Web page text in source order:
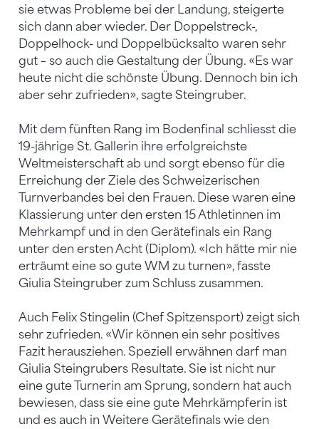
sie etwas Probleme bei der Landung, steigerte
sich dann aber wieder. Der Doppelstreck-,
Doppelhock- und Doppelbücksalto waren sehr
gut – so auch die Gestaltung der Übung. «Es war
heute nicht die schönste Übung. Dennoch bin ich
aber sehr zufrieden», sagte Steingruber.
Mit dem fünften Rang im Bodenfinal schliesst die
19-jährige St. Gallerin ihre erfolgreichste
Weltmeisterschaft ab und sorgt ebenso für die
Erreichung der Ziele des Schweizerischen
Turnverbandes bei den Frauen. Diese waren eine
Klassierung unter den ersten 15 Athletinnen im
Mehrkampf und in den Gerätefinals ein Rang
unter den ersten Acht (Diplom). «Ich hätte mir nie
erträumt eine so gute WM zu turnen», fasste
Giulia Steingruber zum Schluss zusammen.
Auch Felix Stingelin (Chef Spitzensport) zeigt sich
sehr zufrieden. «Wir können ein sehr positives
Fazit herausziehen. Speziell erwähnen darf man
Giulia Steingrubers Resultate. Sie ist nicht nur
eine gute Turnerin am Sprung, sondern hat auch
bewiesen, dass sie eine gute Mehrkämpferin ist
und es auch in Weitere Gerätefinals wie den